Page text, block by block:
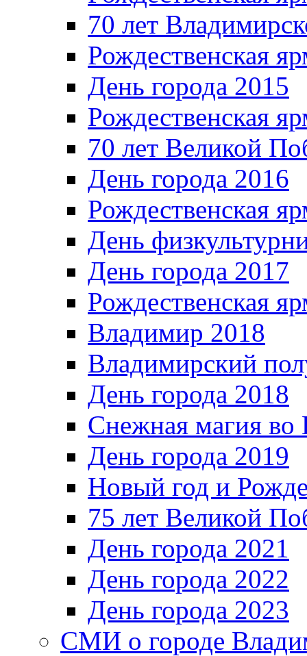
70 лет
Рождественская
День города 2015
Рождественская
70 лет Великой
День города 2016
Рождественская
День
День города 2017
Рождественская
Владимир 2018
Владимирский
День города 2018
Снежная магия во
День города 2019
Новый год и
75 лет Великой
День города 2021
День города 2022
День города 2023
СМИ о городе